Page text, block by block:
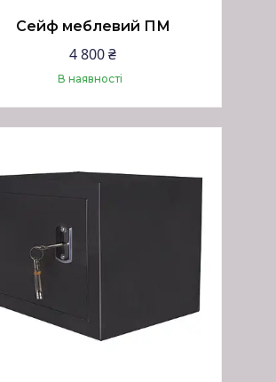
Сейф меблевий ПМ
4 800 ₴
В наявності